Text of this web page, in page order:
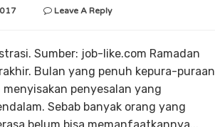
Leave A Reply
Sumber: job-like.com Ramadan
Bulan yang penuh kepura-puraan
menyisakan penyesalan yang
Sebab banyak orang yang